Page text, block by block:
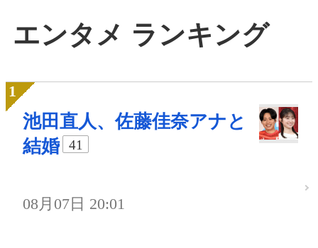
エンタメ ランキング
池田直人、佐藤佳奈アナと
結婚
41
08月07日 20:01